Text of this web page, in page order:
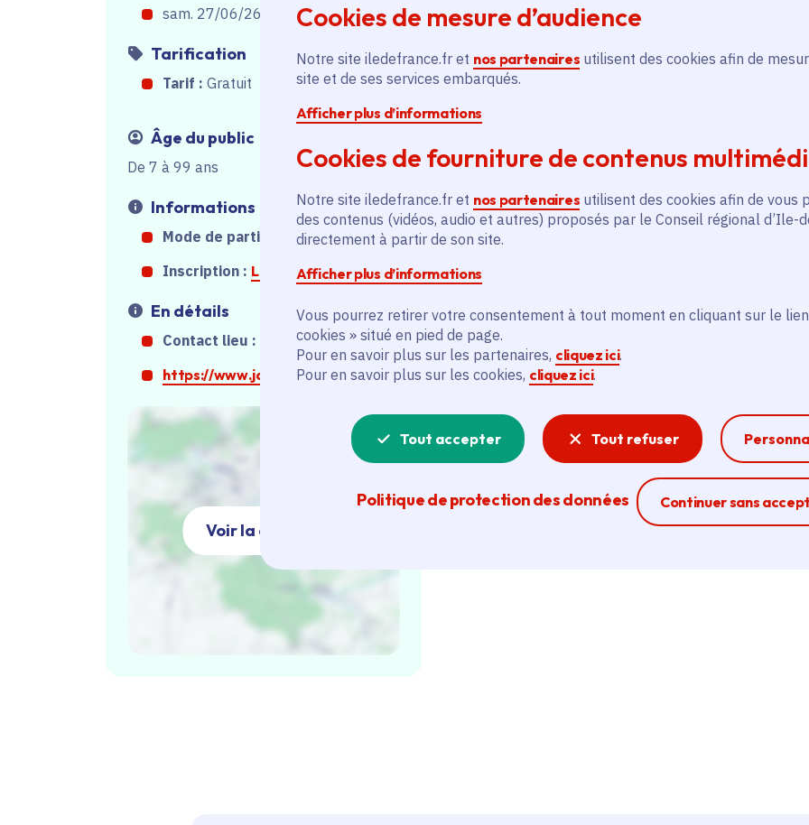
Cookies de mesure d’audience
Notre site iledefrance.fr et nos partenaires utilisent des cookies afin de
site et de ses services embarqués.
Afficher plus d’informations
Cookies de fourniture de contenus
Notre site iledefrance.fr et nos partenaires utilisent des cookies afin de vous
des contenus (vidéos, audio et autres) proposés par le Conseil régional d’Ile-
directement à partir de son site.
Afficher plus d’informations
Vous pourrez retirer votre consentement à tout moment en cliquant sur le
cookies » situé en pied de page.
Pour en savoir plus sur les partenaires, cliquez ici.
Pour en savoir plus sur les cookies, cliquez ici.
Tout accepter Tout refuser
Politique de protection des données Continuer sans
Ferme la
sam. 27/06/26, de 16h30à17h30
Tarification
Tarif : Gratuit
Âge du public
De 7 à 99 ans
Informations
Mode de participation :Sur place
Inscription : Lien inscription
En détails
Contact lieu : 01 40 36 55 65
https://www.jardin21.fr/
Voir la carte
Le Jardin21, c’est un hâvre de paix loin du
canal de l’Ourcq, à cheval entre Paris et
jardin-potager vous accueille du mercredi
concerts, des ateliers, le déjeuner, l’apéro,